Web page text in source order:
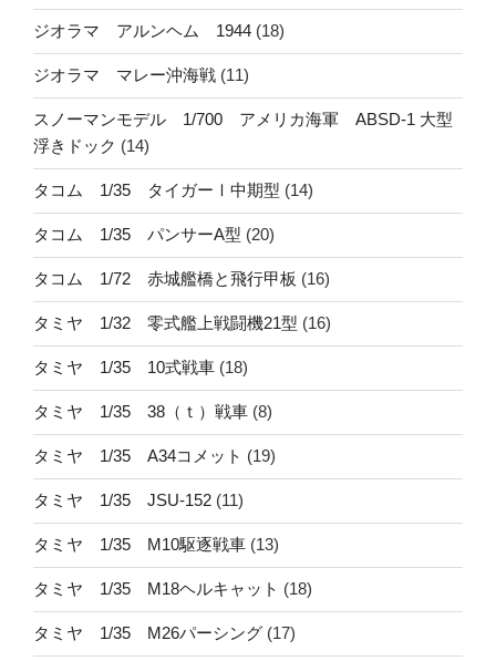
ジオラマ アルンヘム 1944 (18)
ジオラマ マレー沖海戦 (11)
スノーマンモデル 1/700 アメリカ海軍 ABSD-1 大型
浮きドック (14)
タコム 1/35 タイガーⅠ中期型 (14)
タコム 1/35 パンサーA型 (20)
タコム 1/72 赤城艦橋と飛行甲板 (16)
タミヤ 1/32 零式艦上戦闘機21型 (16)
タミヤ 1/35 10式戦車 (18)
タミヤ 1/35 38（ｔ）戦車 (8)
タミヤ 1/35 A34コメット (19)
タミヤ 1/35 JSU-152 (11)
タミヤ 1/35 M10駆逐戦車 (13)
タミヤ 1/35 M18ヘルキャット (18)
タミヤ 1/35 M26パーシング (17)